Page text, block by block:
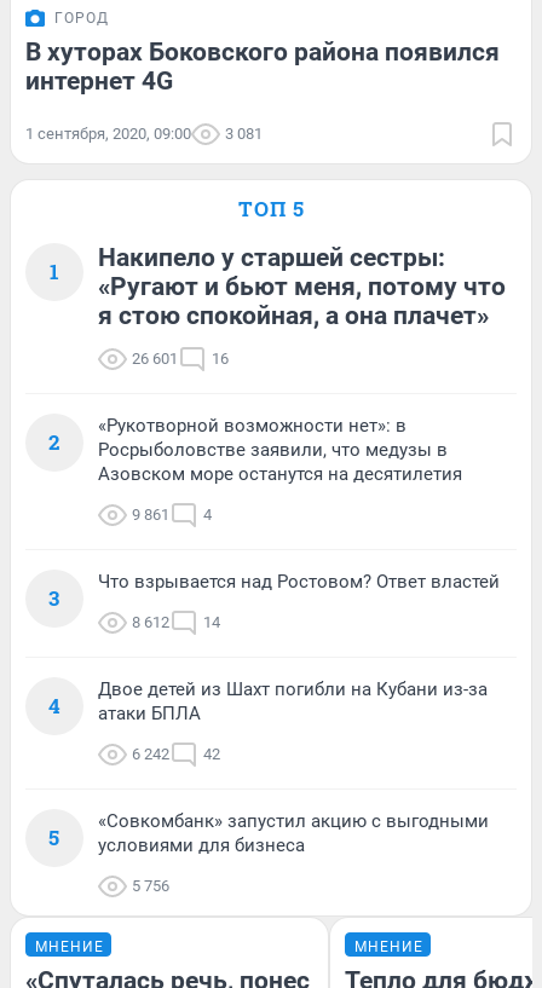
ГОРОД
В хуторах Боковского района появился
интернет 4G
1 сентября, 2020, 09:00 3 081
ТОП 5
1
Накипело у старшей сестры:
«Ругают и бьют меня, потому что
я стою спокойная, а она плачет»
26 601 16
2
«Рукотворной возможности нет»: в
Росрыболовстве заявили, что медузы в
Азовском море останутся на десятилетия
9 861 4
3
Что взрывается над Ростовом? Ответ властей
8 612 14
4
Двое детей из Шахт погибли на Кубани из-за
атаки БПЛА
6 242 42
5
«Совкомбанк» запустил акцию с выгодными
условиями для бизнеса
5 756
МНЕНИЕ
«Спуталась речь, понес
МНЕНИЕ
Тепло для